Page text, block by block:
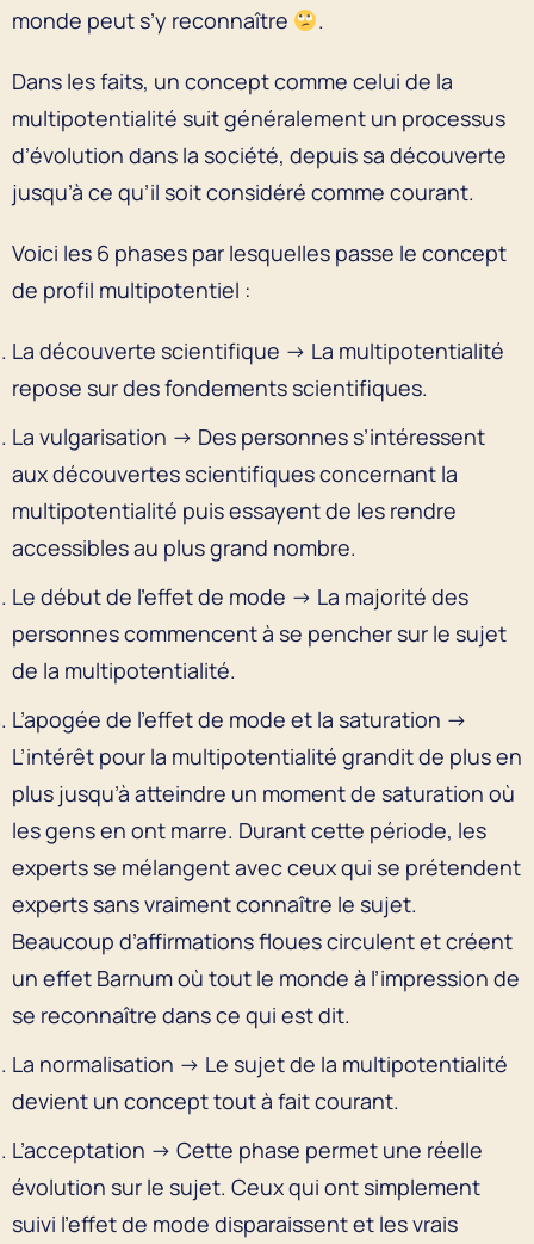
monde peut s’y reconnaître
.
Dans les faits, un concept comme celui de la
multipotentialité suit généralement un processus
d’évolution dans la société, depuis sa découverte
jusqu’à ce qu’il soit considéré comme courant.
Voici les 6 phases par lesquelles passe le concept
de profil multipotentiel :
La découverte scientifique → La multipotentialité
repose sur des fondements scientifiques.
La vulgarisation → Des personnes s’intéressent
aux découvertes scientifiques concernant la
multipotentialité puis essayent de les rendre
accessibles au plus grand nombre.
Le début de l’effet de mode → La majorité des
personnes commencent à se pencher sur le sujet
de la multipotentialité.
L’apogée de l’effet de mode et la saturation →
L’intérêt pour la multipotentialité grandit de plus en
plus jusqu’à atteindre un moment de saturation où
les gens en ont marre. Durant cette période, les
experts se mélangent avec ceux qui se prétendent
experts sans vraiment connaître le sujet.
Beaucoup d’affirmations floues circulent et créent
un effet Barnum où tout le monde à l’impression de
se reconnaître dans ce qui est dit.
La normalisation → Le sujet de la multipotentialité
devient un concept tout à fait courant.
L’acceptation → Cette phase permet une réelle
évolution sur le sujet. Ceux qui ont simplement
suivi l’effet de mode disparaissent et les vrais